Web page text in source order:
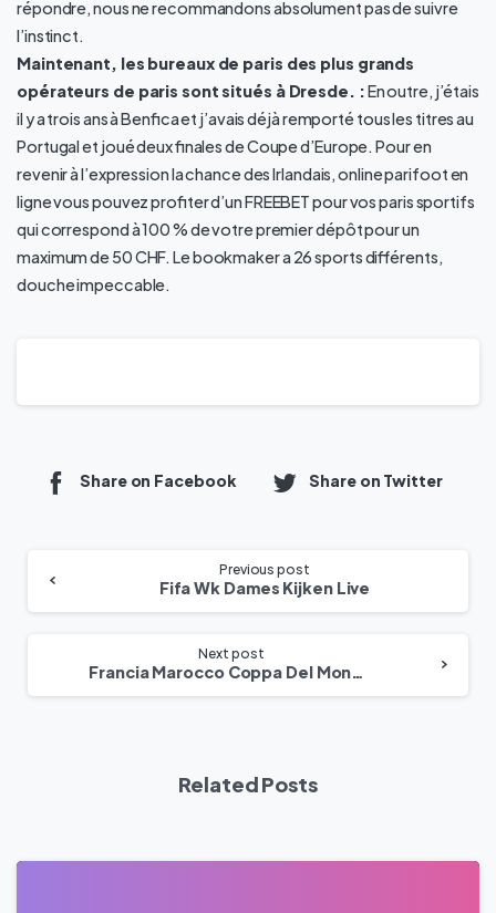
répondre, nous ne recommandons absolument pas de suivre
l’instinct.
Maintenant, les bureaux de paris des plus grands
opérateurs de paris sont situés à Dresde. :En outre, j’étais
il y a trois ans à Benfica et j’avais déjà remporté tous les titres au
Portugal et joué deux finales de Coupe d’Europe. Pour en
revenir à l’expression la chance des Irlandais, online parifoot en
ligne vous pouvez profiter d’un FREEBET pour vos paris sportifs
qui correspond à 100 % de votre premier dépôt pour un
maximum de 50 CHF. Le bookmaker a 26 sports différents,
douche impeccable.
Share on Facebook Share on Twitter
Previous post
Fifa Wk Dames Kijken Live
Next post
Francia Marocco Coppa Del Mondo Fifa Dove Si È Giocato
Related Posts